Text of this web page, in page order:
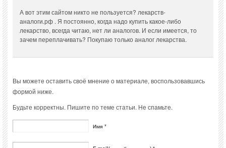
А вот этим сайтом никто не пользуется? лекарств-
аналоги.рф . Я постоянно, когда надо купить какое-либо
лекарство, всегда читаю, нет ли аналогов. И если имеется, то
зачем переплачивать? Покупаю только аналог лекарства.
Вы можете оставить своё мнение о материале, воспользовавшись
формой ниже.
Будьте корректны. Пишите по теме статьи. Не спамьте.
Имя *